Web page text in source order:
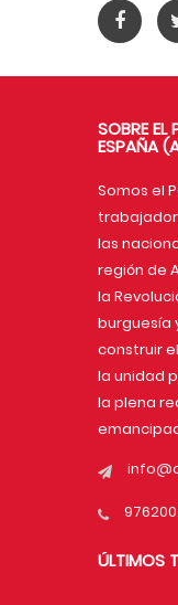
SOBRE
ESPAÑA
Somos el
las
región de
la
burguesía
construir
la unidad
la plena
ÚLTIMOS